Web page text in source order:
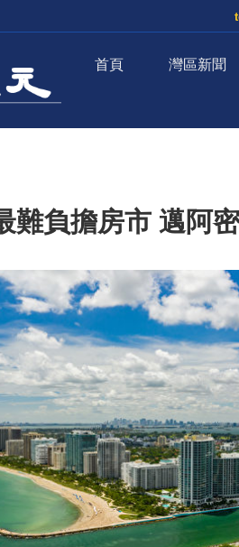
首頁 灣區新聞
難負擔房市 邁阿